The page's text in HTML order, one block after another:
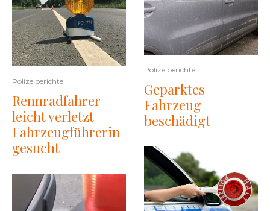
Polizeiberichte
Rennradfahrer
leicht verletzt –
Fahrzeugführerin
gesucht
Polizeiberichte
Geparktes
Fahrzeug
beschädigt